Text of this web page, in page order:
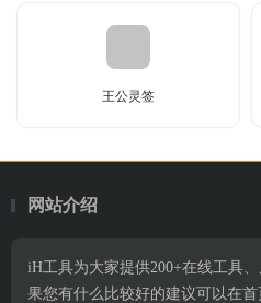
王公灵签
网站介绍
iH工具为大家提供200+在线工具
果您有什么比较好的建议可以在首